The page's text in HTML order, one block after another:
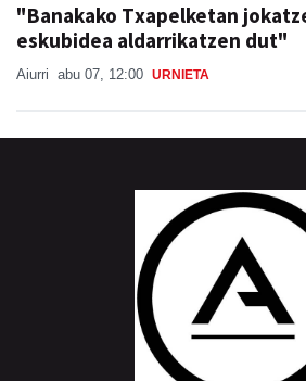
"Banakako Txapelketan
eskubidea aldarrikatzen dut"
Aiurri abu 07, 12:00 URNIETA